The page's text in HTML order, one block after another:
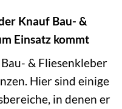
Knauf Bau- &
Einsatz kommt
& Fliesenkleber
Hier sind einige
in denen er